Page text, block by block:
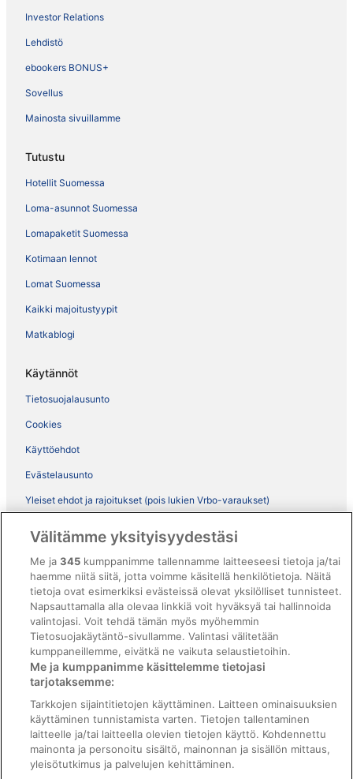
Investor Relations
Lehdistö
ebookers BONUS+
Sovellus
Mainosta sivuillamme
Tutustu
Hotellit Suomessa
Loma-asunnot Suomessa
Lomapaketit Suomessa
Kotimaan lennot
Lomat Suomessa
Kaikki majoitustyypit
Matkablogi
Käytännöt
Tietosuojalausunto
Cookies
Käyttöehdot
Evästelausunto
Yleiset ehdot ja rajoitukset (pois lukien Vrbo-varaukset)
ebookers BONUS+ -ohjelman ehdot
Oikeudelliset tiedot / ota meihin yhteyttä
Sisältövaatimukset ja ilmoituksen tekeminen sisällöstä
Tuki
Ota yhteyttä
Varauksen muuttaminen tai peruuttaminen
Varaa lento lentoyhtiön hyvityskupongeilla
Hyvityksen hakeminen ja aikarajat
Välitämme yksityisyydestäsi
Me ja345 kumppanimme tallennamme laitteeseesi tietoja ja/tai
haemme niitä siitä, jotta voimme käsitellä henkilötietoja. Näitä
tietoja ovat esimerkiksi evästeissä olevat yksilölliset tunnisteet.
Napsauttamalla alla olevaa linkkiä voit hyväksyä tai hallinnoida
valintojasi. Voit tehdä tämän myös myöhemmin
Tietosuojakäytäntö-sivullamme. Valintasi välitetään
kumppaneillemme, eivätkä ne vaikuta selaustietoihin.
Me ja kumppanimme käsittelemme tietojasi
tarjotaksemme:
Tarkkojen sijaintitietojen käyttäminen. Laitteen ominaisuuksien
käyttäminen tunnistamista varten. Tietojen tallentaminen
laitteelle ja/tai laitteella olevien tietojen käyttö. Kohdennettu
mainonta ja personoitu sisältö, mainonnan ja sisällön mittaus,
yleisötutkimus ja palvelujen kehittäminen.